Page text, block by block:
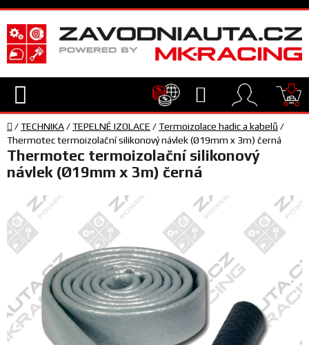
Přejít
na
obsah
Hledat
TECHNIKA
VYBAVENÍ
JEZDEC
TÝM
SERVIS
FANOUŠCI
Domů
/TECHNIKA/TEPELNÉ IZOLACE /Termoizolace hadic a kabelů /
Thermotec termoizolační silikonový návlek (Ø19mm x 3m) černá
Thermotec termoizolační silikonový
návlek (Ø19mm x 3m) černá